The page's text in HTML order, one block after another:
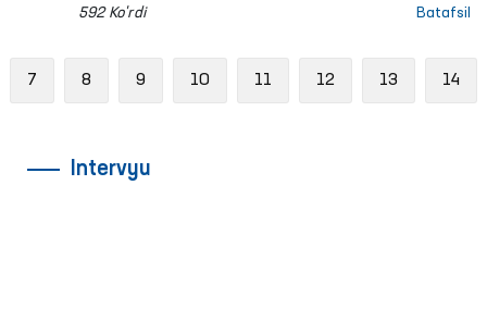
murojaat kelib tushdi. Ko‘rilgan choralar natijasida
592 Ko'rdi Batafsil
7 8 9 10 11 12 13 14
Intervyu